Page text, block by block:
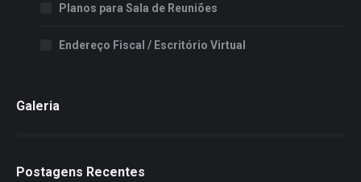
Planos para Sala de Reuniões
Endereço Fiscal / Escritório Virtual
Galeria
Postagens Recentes